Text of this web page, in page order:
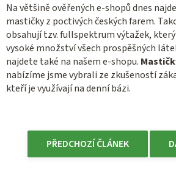
Na většině ověřených e-shopů dnes
mastičky z poctivých českých farem.
obsahují tzv. fullspektrum výtažek,
vysoké množství všech prospěšných
najdete také na našem e-shopu.
nabízíme jsme vybrali ze zkušeností
kteří je využívají na denní bázi.
PŘEDCHOZÍ ČLÁNEK